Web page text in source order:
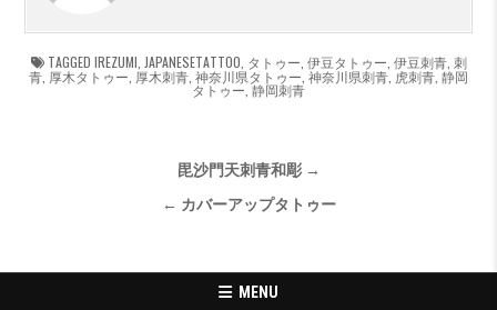
TAGGED IREZUMI JAPANESETATTOO タトゥー 伊豆タトゥー 伊豆刺青, 刺
青 厚木タトゥー 厚木刺青 神奈川県タトゥー, 神奈川県刺青, 虎刺青, 静岡
タトゥー,静岡刺青
投稿ナビゲーション
毘沙門天刺青和彫 →
← カバーアップタトゥー
MENU